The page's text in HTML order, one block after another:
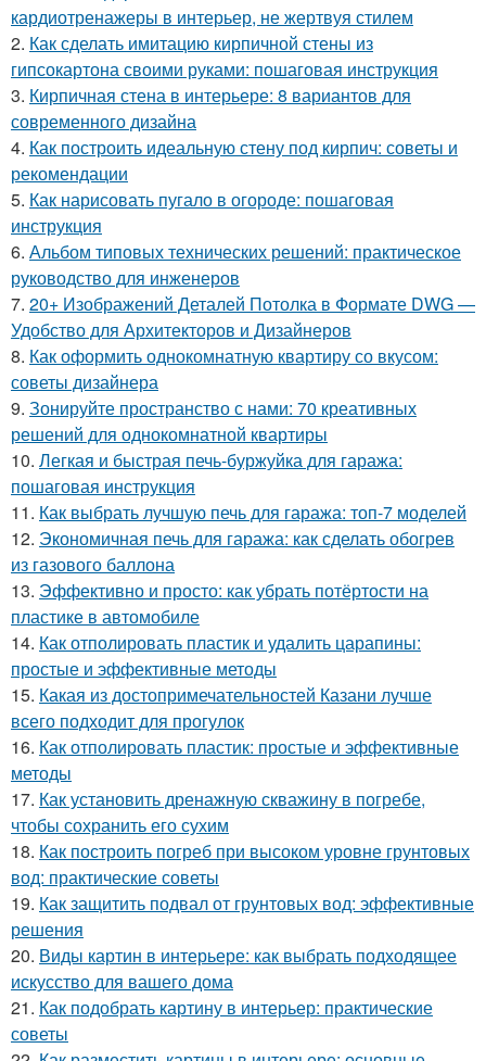
кардиотренажеры в интерьер, не жертвуя стилем
2. Как сделать имитацию кирпичной стены из
гипсокартона своими руками: пошаговая инструкция
3. Кирпичная стена в интерьере: 8 вариантов для
современного дизайна
4. Как построить идеальную стену под кирпич: советы и
рекомендации
5. Как нарисовать пугало в огороде: пошаговая
инструкция
6. Альбом типовых технических решений: практическое
руководство для инженеров
7. 20+ Изображений Деталей Потолка в Формате DWG —
Удобство для Архитекторов и Дизайнеров
8. Как оформить однокомнатную квартиру со вкусом:
советы дизайнера
9. Зонируйте пространство с нами: 70 креативных
решений для однокомнатной квартиры
10. Легкая и быстрая печь-буржуйка для гаража:
пошаговая инструкция
11. Как выбрать лучшую печь для гаража: топ-7 моделей
12. Экономичная печь для гаража: как сделать обогрев
из газового баллона
13. Эффективно и просто: как убрать потёртости на
пластике в автомобиле
14. Как отполировать пластик и удалить царапины:
простые и эффективные методы
15. Какая из достопримечательностей Казани лучше
всего подходит для прогулок
16. Как отполировать пластик: простые и эффективные
методы
17. Как установить дренажную скважину в погребе,
чтобы сохранить его сухим
18. Как построить погреб при высоком уровне грунтовых
вод: практические советы
19. Как защитить подвал от грунтовых вод: эффективные
решения
20. Виды картин в интерьере: как выбрать подходящее
искусство для вашего дома
21. Как подобрать картину в интерьер: практические
советы